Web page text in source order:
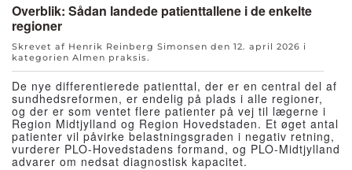
Overblik: Sådan landede patienttallene i de enkelte
regioner
Skrevet af Henrik Reinberg Simonsen den 12. april 2026 i
kategorien Almen praksis .
De nye differentierede patienttal, der er en central del af
sundhedsreformen, er endelig på plads i alle regioner,
og der er som ventet flere patienter på vej til lægerne i
Region Midtjylland og Region Hovedstaden. Et øget antal
patienter vil påvirke belastningsgraden i negativ retning,
vurderer PLO-Hovedstadens formand, og PLO-Midtjylland
advarer om nedsat diagnostisk kapacitet.